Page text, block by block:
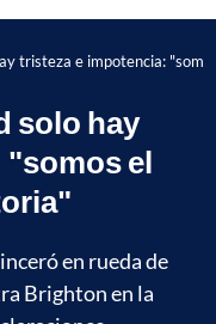
tristeza e impotencia:
solo hay
el
en rueda de
Brighton en la